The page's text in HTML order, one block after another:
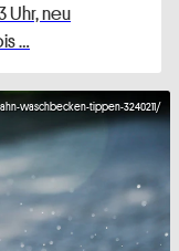
Uhr, neu
…
waschbecken-tippen-3240211/